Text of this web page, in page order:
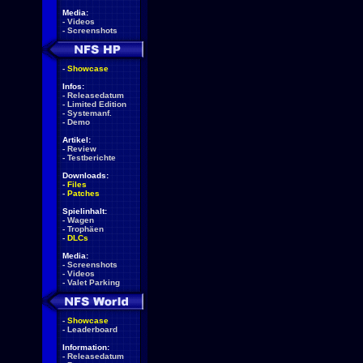
Media:
- Videos
- Screenshots
- Showcase
Infos:
- Releasedatum
- Limited Edition
- Systemanf.
- Demo
Artikel:
- Review
- Testberichte
Downloads:
- Files
- Patches
Spielinhalt:
- Wagen
- Trophäen
- DLCs
Media:
- Screenshots
- Videos
- Valet Parking
- Showcase
- Leaderboard
Information:
- Releasedatum